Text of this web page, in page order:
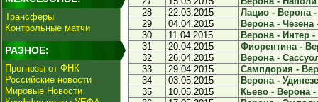
Трансферы
Контрольные матчи
РАЗНОЕ:
Прогнозы от ФНК
Российские новости
Мировые Новости
28
22.03.2015
Лацио - Верона -
29
04.04.2015
Верона - Чезена
30
11.04.2015
Верона - Интер -
31
20.04.2015
Фиорентина -
32
26.04.2015
Верона -
33
29.04.2015
Сампдория -
34
03.05.2015
Верона -
35
10.05.2015
Кьево - Верона -